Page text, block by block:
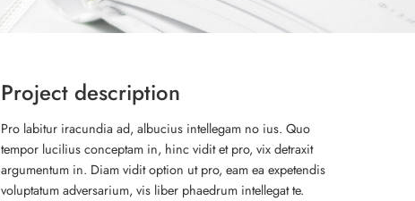
Project description
Pro labitur iracundia ad, albucius intellegam no ius. Quo
tempor lucilius conceptam in, hinc vidit et pro, vix detraxit
argumentum in. Diam vidit option ut pro, eam ea expetendis
voluptatum adversarium, vis liber phaedrum intellegat te.